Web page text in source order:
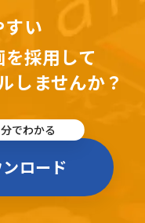
すい
を採用して
しませんか？
でわかる
ロード